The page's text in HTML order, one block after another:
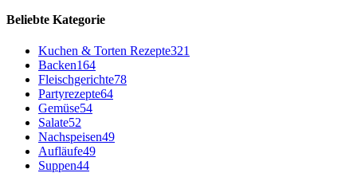
Beliebte Kategorie
Kuchen & Torten Rezepte321
Backen164
Fleischgerichte78
Partyrezepte64
Gemüse54
Salate52
Nachspeisen49
Aufläufe49
Suppen44